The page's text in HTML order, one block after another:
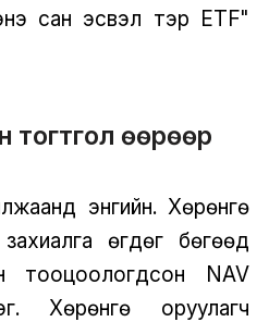
сан эсвэл тэр ETF"
тогтгол өөрөөр
энгийн. Хөрөнгө
өгдөг бөгөөд
тооцоологдсон NAV
Хөрөнгө оруулагч